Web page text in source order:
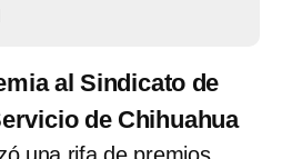
al Sindicato de
de Chihuahua